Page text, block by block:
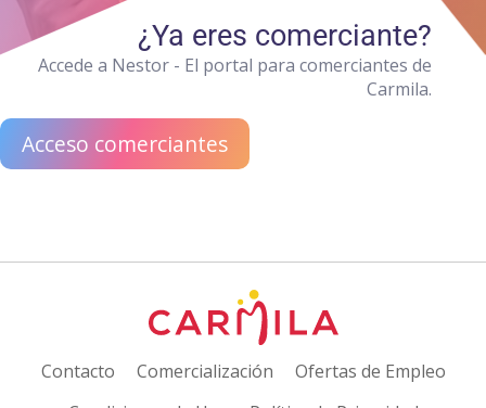
¿Ya eres comerciante?
Accede a Nestor - El portal para comerciantes de
Carmila.
Acceso comerciantes
Contacto Comercialización
Ofertas de Empleo